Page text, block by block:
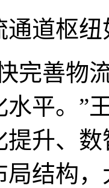
道枢纽
善物流
平。”
提升、
局结构